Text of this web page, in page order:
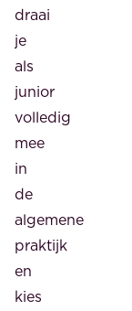
draai
je
als
junior
volledig
mee
in
de
algemene
praktijk
en
kies